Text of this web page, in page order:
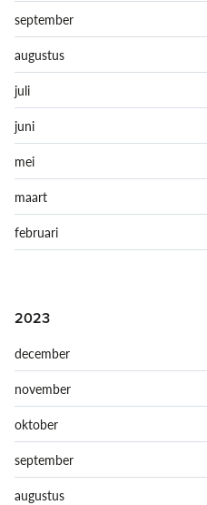
september
augustus
juli
juni
mei
maart
februari
2023
december
november
oktober
september
augustus